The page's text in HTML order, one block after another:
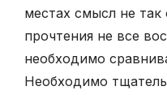
местах смысл не
прочтения не все
необходимо
Необходимо